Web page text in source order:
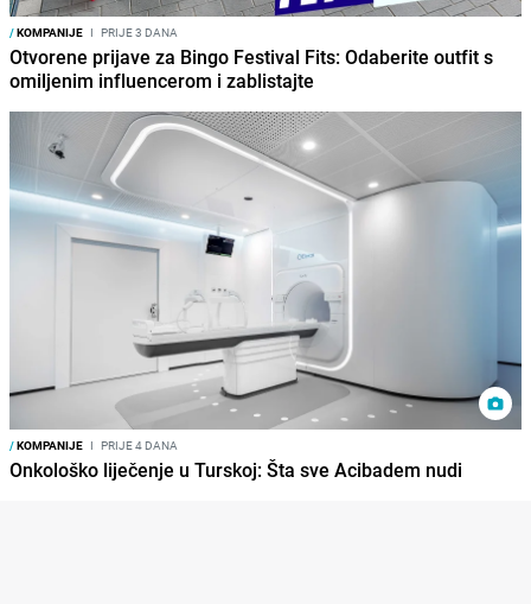
/KOMPANIJE I PRIJE 3 DANA
Otvorene prijave za Bingo Festival Fits: Odaberite outfit s
omiljenim influencerom i zablistajte
/KOMPANIJE I PRIJE 4 DANA
Onkološko liječenje u Turskoj: Šta sve Acibadem nudi